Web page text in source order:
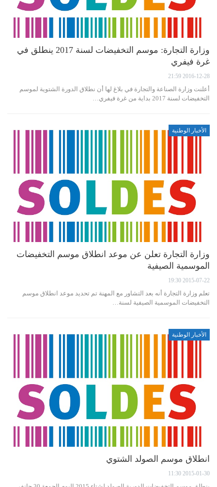
وزارة التجارة: موسم التخفيضات لسنة 2017 ينطلق في
غرة فيفري
2016-12-28 21:59
أعلنت وزارة الصناعة والتجارة في بلاغ لها أن نطلاق الدورة الشتوية لموسم
التخفيضات لسنة 2017 بداية من غرة فيفري…
الأخبار الوطنية
وزارة التجارة تعلن عن موعد انطلاق موسم التخفيضات
الموسمية الصيفية
2015-07-22 19:30
تعلم وزارة التجارة أنه بعد التشاور مع المهنة تم تحديد موعد انطلاق موسم
التخفيضات الموسمية الصيفية لسنة…
الأخبار الوطنية
انطلاق موسم الصولد الشتوي
2015-01-30 11:30